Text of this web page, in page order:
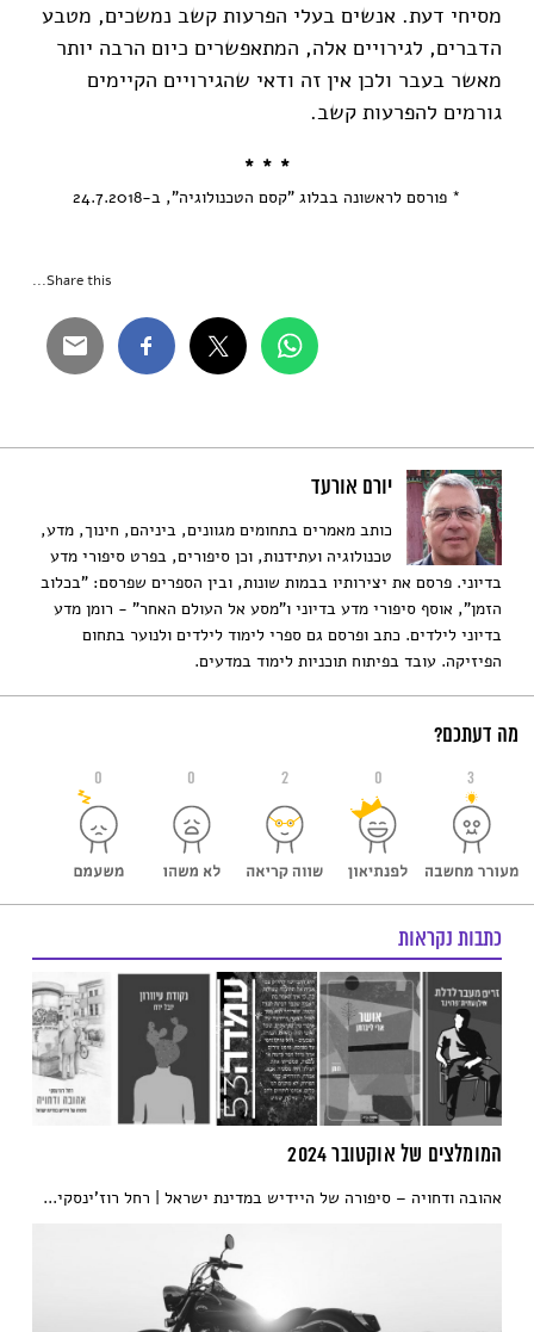
מסיחי דעת. אנשים בעלי הפרעות קשב נמשכים, מטבע
הדברים, לגירויים אלה, המתאפשרים כיום הרבה יותר
מאשר בעבר ולכן אין זה ודאי שהגירויים הקיימים
גורמים להפרעות קשב.
* * *
* פורסם לראשונה בבלוג "קסם הטכנולוגיה", ב-24.7.2018
Share this...
יורם אורעד
כותב מאמרים בתחומים מגוונים, ביניהם, חינוך, מדע,
טכנולוגיה ועתידנות, וכן סיפורים, בפרט סיפורי מדע
בדיוני. פרסם את יצירותיו בבמות שונות, ובין הספרים שפרסם: "בכלוב
הזמן", אוסף סיפורי מדע בדיוני ו"מסע אל העולם האחר" - רומן מדע
בדיוני לילדים. כתב ופרסם גם ספרי לימוד לילדים ולנוער בתחום
הפיזיקה. עובד בפיתוח תוכניות לימוד במדעים.
מה דעתכם?
0 0 2 0 3
כתבות נקראות
המומלצים של אוקטובר 2024
אהובה ודחויה – סיפורה של היידיש במדינת ישראל | רחל רוז'ינסקי...